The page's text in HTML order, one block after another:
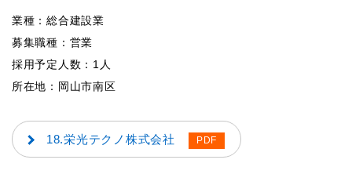
業種：総合建設業
募集職種：営業
採用予定人数：1人
所在地：岡山市南区
18.栄光テクノ株式会社